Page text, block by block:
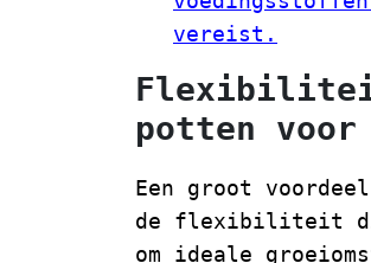
vereist.
potten voor
Een groot
de flexibiliteit
om ideale